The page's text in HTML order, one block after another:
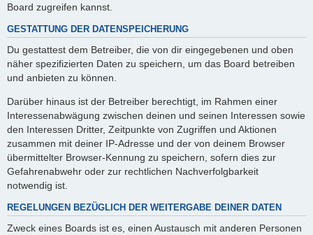
Board zugreifen kannst.
GESTATTUNG DER DATENSPEICHERUNG
Du gestattest dem Betreiber, die von dir eingegebenen und oben
näher spezifizierten Daten zu speichern, um das Board betreiben
und anbieten zu können.
Darüber hinaus ist der Betreiber berechtigt, im Rahmen einer
Interessenabwägung zwischen deinen und seinen Interessen sowie
den Interessen Dritter, Zeitpunkte von Zugriffen und Aktionen
zusammen mit deiner IP-Adresse und der von deinem Browser
übermittelter Browser-Kennung zu speichern, sofern dies zur
Gefahrenabwehr oder zur rechtlichen Nachverfolgbarkeit
notwendig ist.
REGELUNGEN BEZÜGLICH DER WEITERGABE DEINER DATEN
Zweck eines Boards ist es, einen Austausch mit anderen Personen